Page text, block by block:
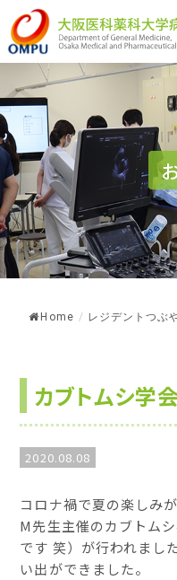
Home / レジデントつぶ
カブトムシ学
2020.08.08
コロナ禍で夏の楽しみ
M先生主催のカブトム
です 笑）が行われまし
い出ができました。